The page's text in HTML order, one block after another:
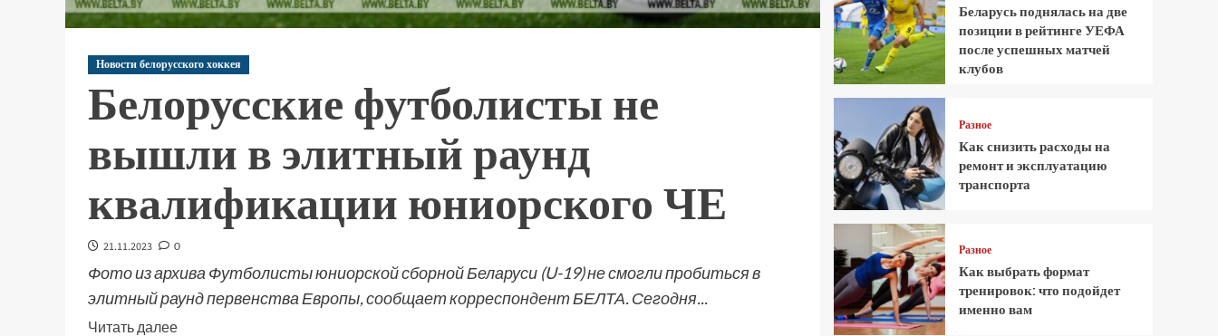
Новости белорусского хоккея
Белорусские футболисты не
вышли в элитный раунд
квалификации юниорского ЧЕ
21.11.2023 0
Фото из архива Футболисты юниорской сборной Беларуси (U-19) не смогли пробиться в
элитный раунд первенства Европы, сообщает корреспондент БЕЛТА. Сегодня...
Читать далее
Беларусь поднялась на две
позиции в рейтинге УЕФА
после успешных матчей
клубов
Разное
Как снизить расходы на
ремонт и эксплуатацию
транспорта
Разное
Как выбрать формат
тренировок: что подойдет
именно вам